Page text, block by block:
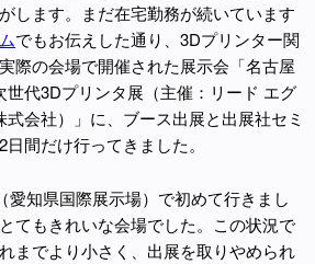
します。まだ在宅勤務が続いています
でもお伝えした通り、3Dプリンター関
際の会場で開催された展示会「名古屋
世代3Dプリンタ展（主催：リード エグ
会社）」に、ブース出展と出展社セミ
間だけ行ってきました。
愛知県国際展示場）で初めて行きまし
てもきれいな会場でした。この状況で
までより小さく、出展を取りやめられ